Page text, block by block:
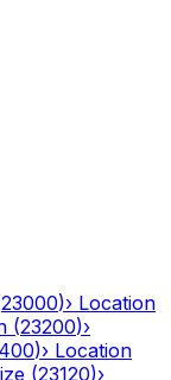
23000)› Location
(23200)›
)› Location
(23120)›